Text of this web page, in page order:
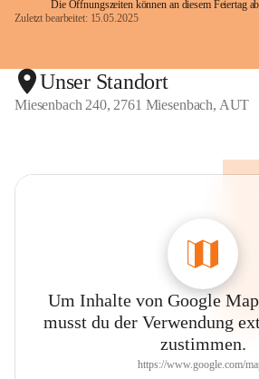
Die Öffnungszeiten können an diesem Feiertag
Zuletzt bearbeitet: 15.05.2025
Unser Standort
Miesenbach 240, 2761 Miesenbach, AUT
Um Inhalte von Google
musst du der Verwendung
zustimmen.
https://www.google.com/